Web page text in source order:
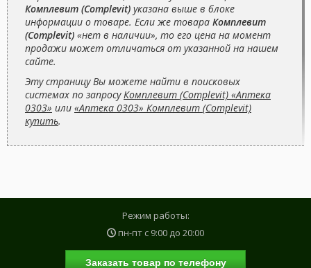
Комплевит (Complevit) указана выше в блоке
информации о товаре. Если же товара Комплевит
(Complevit) «нет в наличии», то его цена на момент
продажи может отличаться от указанной на нашем
сайте.
Эту страницу Вы можете найти в поисковых
системах по запросуКомплевит (Complevit) «Аптека
0303» или «Аптека 0303» Комплевит (Complevit)
купить.
Режим работы:
пн-пт с 9:00 до 20:00
Заказать товар по телефону